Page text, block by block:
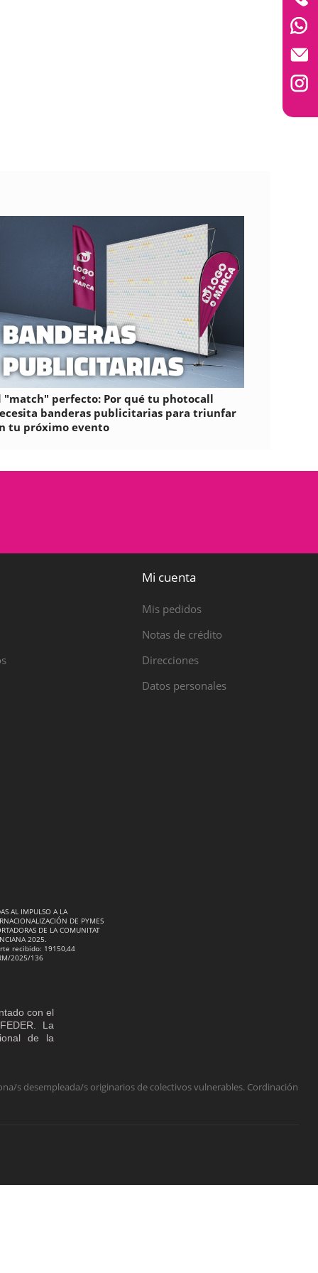
"match" perfecto: Por qué tu photocall
banderas publicitarias para triunfar
tu próximo evento
Mi cuenta
Mis pedidos
Notas de crédito
Direcciones
Datos personales
AL IMPULSO A LA
DE PYMES
DE LA COMUNITAT
2025.
recibido: 19150,44
2025/136
con el
La
de la
s desempleada/s originarios de colectivos vulnerables. Cordinación